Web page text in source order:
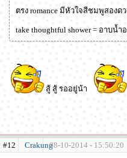
ตรง romance มีหัวใจสีชมพูสองด
take thoughtful shower = อาบ
สู้ สู้ รออยู่น้า
#12 Crakung08-10-2014 - 15:50:20